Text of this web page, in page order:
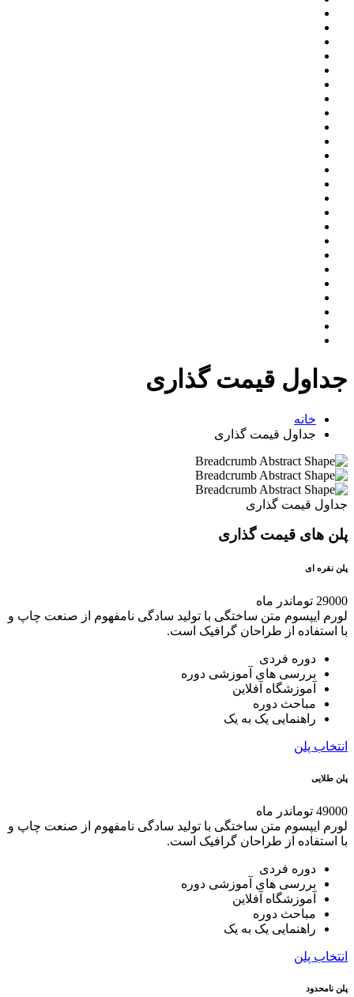
جداول قیمت گذاری
خانه
جداول قیمت گذاری
جداول قیمت گذاری
پلن های قیمت گذاری
پلن نقره ای
29000 تومان
در ماه
لورم ایپسوم متن ساختگی با تولید سادگی نامفهوم از صنعت چاپ و
با استفاده از طراحان گرافیک است.
دوره فردی
بررسی های آموزشی دوره
آموزشگاه آفلاین
مباحث دوره
راهنمایی یک به یک
انتخاب پلن
پلن طلایی
49000 تومان
در ماه
لورم ایپسوم متن ساختگی با تولید سادگی نامفهوم از صنعت چاپ و
با استفاده از طراحان گرافیک است.
دوره فردی
بررسی های آموزشی دوره
آموزشگاه آفلاین
مباحث دوره
راهنمایی یک به یک
انتخاب پلن
پلن نامحدود